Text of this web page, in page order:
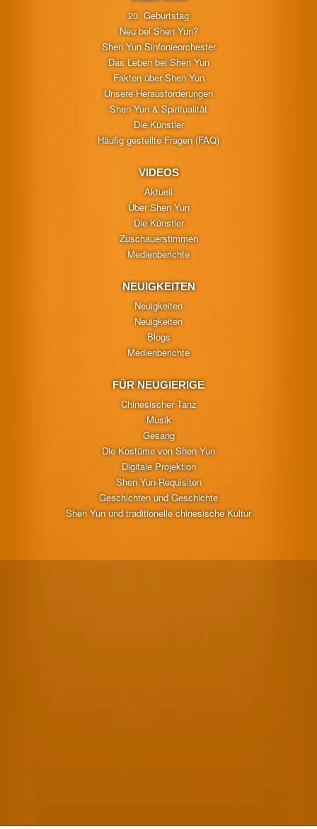
20. Geburtstag
Neu bei Shen Yun?
Shen Yun Sinfonieorchester
Das Leben bei Shen Yun
Fakten über Shen Yun
Unsere Herausforderungen
Shen Yun & Spiritualität
Die Künstler
Häufig gestellte Fragen (FAQ)
VIDEOS
Aktuell
Über Shen Yun
Die Künstler
Zuschauerstimmen
Medienberichte
NEUIGKEITEN
Neuigkeiten
Neuigkeiten
Blogs
Medienberichte
FÜR NEUGIERIGE
Chinesischer Tanz
Musik
Gesang
Die Kostüme von Shen Yun
Digitale Projektion
Shen Yun-Requisiten
Geschichten und Geschichte
Shen Yun und traditionelle chinesische Kultur